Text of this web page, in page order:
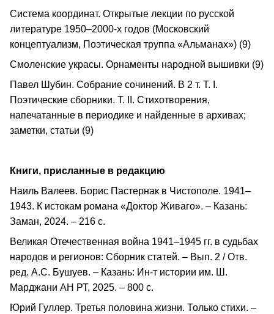
Система координат. Открытые лекции по русской
литературе 1950–2000-х годов (Московский
концептуализм, Поэтическая труппа «Альманах») (9)
Смоленские украсы. Орнаменты народной вышивки (9)
Павел Шубин. Собрание сочинений. В 2 т. Т. I.
Поэтические сборники. Т. II. Стихотворения,
напечатанные в периодике и найденные в архивах;
заметки, статьи (9)
Книги, присланные в редакцию
Наиль Валеев. Борис Пастернак в Чистополе. 1941–
1943. К истокам романа «Доктор Живаго». – Казань:
Заман, 2024. – 216 с.
Великая Отечественная война 1941–1945 гг. в судьбах
народов и регионов: Сборник статей. – Вып. 2 / Отв.
ред. А.С. Бушуев. – Казань: Ин-т истории им. Ш.
Марджани АН РТ, 2025. – 800 с.
Юрий Гуллер. Третья половина жизни. Только стихи. –